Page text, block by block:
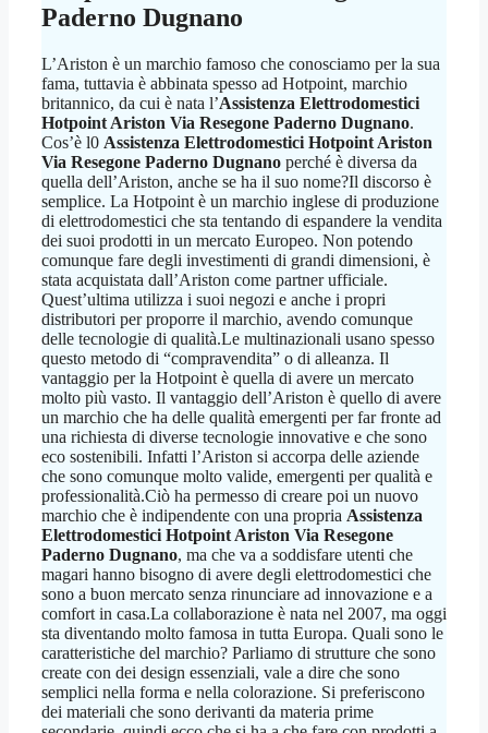
Paderno Dugnano
L’Ariston è un marchio famoso che conosciamo per la sua
fama, tuttavia è abbinata spesso ad Hotpoint, marchio
britannico, da cui è nata l’Assistenza Elettrodomestici
Hotpoint Ariston Via Resegone Paderno Dugnano.
Cos’è l0 Assistenza Elettrodomestici Hotpoint Ariston
Via Resegone Paderno Dugnano perché è diversa da
quella dell’Ariston, anche se ha il suo nome?Il discorso è
semplice. La Hotpoint è un marchio inglese di produzione
di elettrodomestici che sta tentando di espandere la vendita
dei suoi prodotti in un mercato Europeo. Non potendo
comunque fare degli investimenti di grandi dimensioni, è
stata acquistata dall’Ariston come partner ufficiale.
Quest’ultima utilizza i suoi negozi e anche i propri
distributori per proporre il marchio, avendo comunque
delle tecnologie di qualità.Le multinazionali usano spesso
questo metodo di “compravendita” o di alleanza. Il
vantaggio per la Hotpoint è quella di avere un mercato
molto più vasto. Il vantaggio dell’Ariston è quello di avere
un marchio che ha delle qualità emergenti per far fronte ad
una richiesta di diverse tecnologie innovative e che sono
eco sostenibili. Infatti l’Ariston si accorpa delle aziende
che sono comunque molto valide, emergenti per qualità e
professionalità.Ciò ha permesso di creare poi un nuovo
marchio che è indipendente con una propria Assistenza
Elettrodomestici Hotpoint Ariston Via Resegone
Paderno Dugnano, ma che va a soddisfare utenti che
magari hanno bisogno di avere degli elettrodomestici che
sono a buon mercato senza rinunciare ad innovazione e a
comfort in casa.La collaborazione è nata nel 2007, ma oggi
sta diventando molto famosa in tutta Europa. Quali sono le
caratteristiche del marchio? Parliamo di strutture che sono
create con dei design essenziali, vale a dire che sono
semplici nella forma e nella colorazione. Si preferiscono
dei materiali che sono derivanti da materia prime